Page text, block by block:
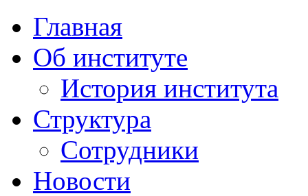
Главная
Об институте
История института
Структура
Сотрудники
Новости